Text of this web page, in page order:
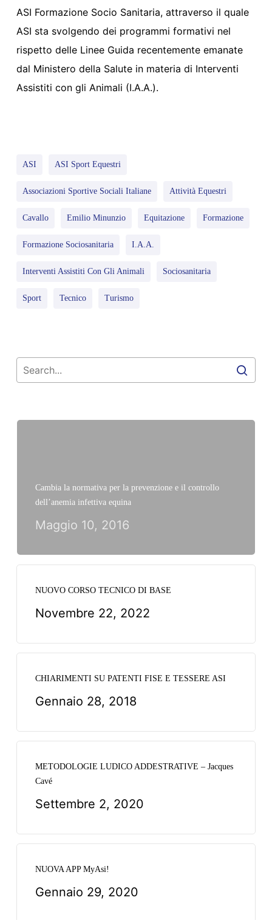
ASI Formazione Socio Sanitaria, attraverso il quale
ASI sta svolgendo dei programmi formativi nel
rispetto delle Linee Guida recentemente emanate
dal Ministero della Salute in materia di Interventi
Assistiti con gli Animali (I.A.A.).
ASI ASI Sport Equestri
Associazioni Sportive Sociali Italiane Attività Equestri
Cavallo Emilio Minunzio Equitazione Formazione
Formazione Sociosanitaria I.A.A.
Interventi Assistiti Con Gli Animali Sociosanitaria
Sport Tecnico Turismo
Cambia la normativa per la prevenzione e il controllo
dell’anemia infettiva equina
Maggio 10, 2016
NUOVO CORSO TECNICO DI BASE
Novembre 22, 2022
CHIARIMENTI SU PATENTI FISE E TESSERE ASI
Gennaio 28, 2018
METODOLOGIE LUDICO ADDESTRATIVE – Jacques
Cavé
Settembre 2, 2020
NUOVA APP MyAsi!
Gennaio 29, 2020